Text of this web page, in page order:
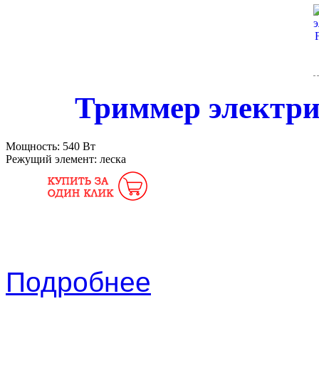
Триммер
Мощность: 540 Вт
Режущий элемент: леска
Подробнее